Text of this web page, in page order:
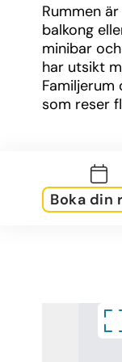
Rummen
balkong
minibar
har utsikt
som reser
Hotellet
vuxna och
gör
spa- och
För den
Hotellet
Boka din